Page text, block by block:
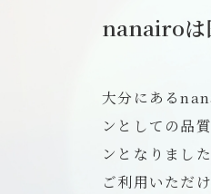
nanairoは
大分にある
ンとしての品
ンとなりまし
ご利用いただ